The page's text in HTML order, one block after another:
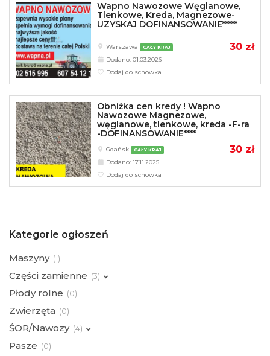
Wapno Nawozowe Węglanowe,
Tlenkowe, Kreda, Magnezowe-
UZYSKAJ DOFINANSOWANIE*****
30 zł
Warszawa CAŁY KRAJ
Dodano: 01.03.2026
Dodaj do schowka
Obniżka cen kredy ! Wapno
Nawozowe Magnezowe,
węglanowe, tlenkowe, kreda -F-ra
-DOFINANSOWANIE****
30 zł
Gdańsk CAŁY KRAJ
Dodano: 17.11.2025
Dodaj do schowka
Kategorie ogłoszeń
Maszyny (1)
Części zamienne (3)
Płody rolne (0)
Zwierzęta (0)
ŚOR/Nawozy (4)
Pasze (0)